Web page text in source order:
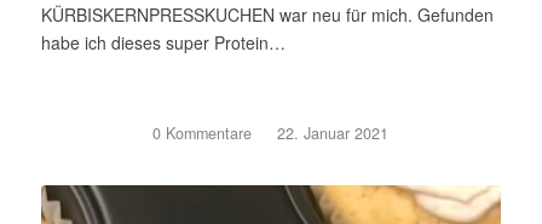
KÜRBISKERNPRESSKUCHEN war neu für mich. Gefunden
habe ich dieses super Protein…
0 Kommentare
/ 22. Januar 2021